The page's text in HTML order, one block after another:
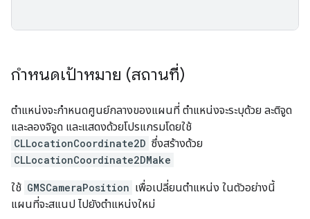
กำหนดเป้าหมาย (สถานที่)
ตำแหน่งจะกำหนดศูนย์กลางของแผนที่ ตำแหน่งจะระบุด้วย ละติจูด
และลองจิจูด และแสดงด้วยโปรแกรมโดยใช้
CLLocationCoordinate2D ซึ่งสร้างด้วย
CLLocationCoordinate2DMake
ใช้ GMSCameraPosition เพื่อเปลี่ยนตำแหน่ง ในตัวอย่างนี้
แผนที่จะสแนป ไปยังตำแหน่งใหม่